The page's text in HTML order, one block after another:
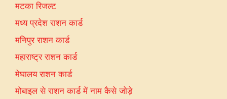
मटका रिजल्ट
मध्य प्रदेश राशन कार्ड
मनिपुर राशन कार्ड
महाराष्ट्र राशन कार्ड
मेघालय राशन कार्ड
मोबाइल से राशन कार्ड में नाम कैसे जोड़े